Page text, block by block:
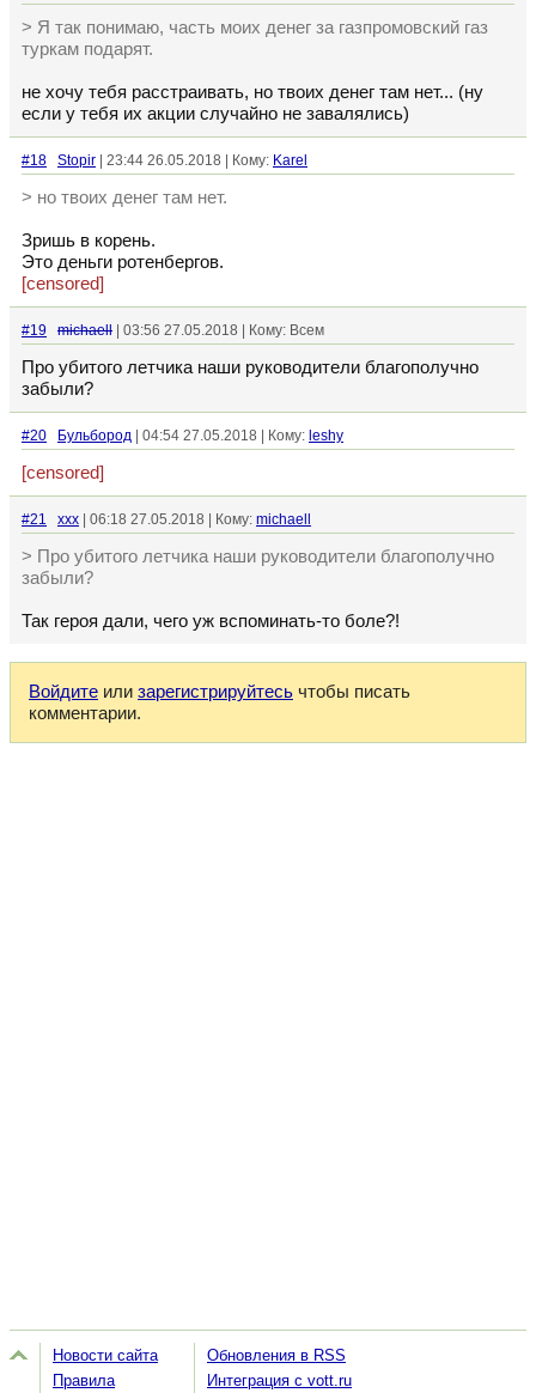
> Я так понимаю, часть моих денег за газпромовский газ
туркам подарят.
не хочу тебя расстраивать, но твоих денег там нет... (ну
если у тебя их акции случайно не завалялись)
#18 Stopir | 23:44 26.05.2018 | Кому: Karel
> но твоих денег там нет.
Зришь в корень.
Это деньги ротенбергов.
[censored]
#19 michaell | 03:56 27.05.2018 | Кому: Всем
Про убитого летчика наши руководители благополучно
забыли?
#20 Бульбород | 04:54 27.05.2018 | Кому: leshy
[censored]
#21 xxx | 06:18 27.05.2018 | Кому: michaell
> Про убитого летчика наши руководители благополучно
забыли?
Так героя дали, чего уж вспоминать-то боле?!
Войдите или зарегистрируйтесь чтобы писать
комментарии.
Новости сайта
Правила
Обновления в RSS
Интеграция с vott.ru